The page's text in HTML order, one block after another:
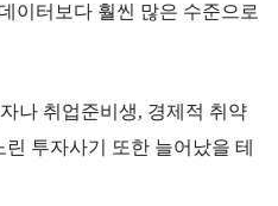
이터보다 훨씬 많은 수준으로
나 취업준비생, 경제적 취약
투자사기 또한 늘어났을 테